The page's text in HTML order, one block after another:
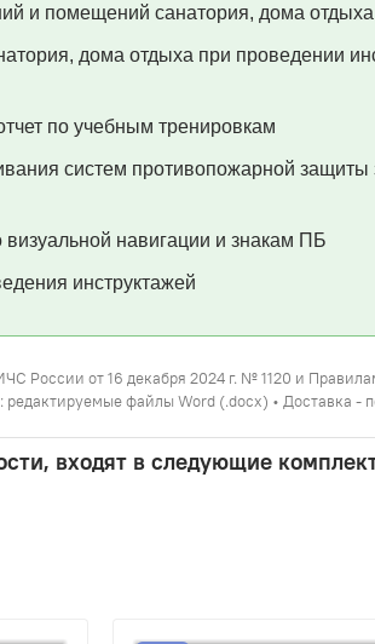
и помещений санатория, дома отдыха
дома отдыха при проведении
по учебным тренировкам
систем противопожарной
навигации и знакам ПБ
инструктажей
России от 16 декабря 2024 г. № 1120 и
редактируемые файлы Word (.docx) • Доставка -
входят в следующие